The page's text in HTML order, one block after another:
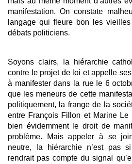
manifestation. On constate
langage qui fleure bon les
débats politiciens.
Soyons clairs, la hiérarchie
contre le projet de loi et appelle
à manifester dans la rue le 6
que les meneurs de cette
politiquement, la frange de la
entre François Fillon et Marine Le
bien évidemment le droit de
problème. Mais appeler à se
neutre, la hiérarchie n’est pas
rendrait pas compte du signal